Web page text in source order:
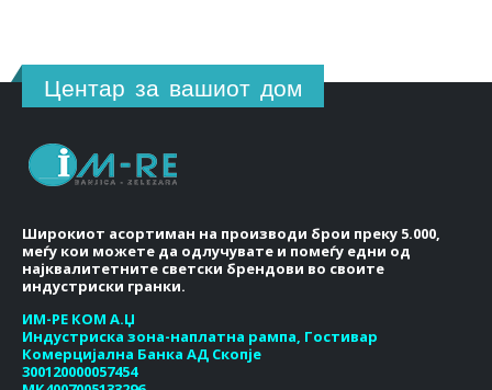
Центар за вашиот дом
Широкиот асортиман на производи брои преку 5.000,
меѓу кои можете да одлучувате и помеѓу едни од
најквалитетните светски брендови во своите
индустриски гранки.
ИМ-РЕ КОМ А.Џ
Индустриска зона-наплатна рампа, Гостивар
Комерцијална Банка АД Скопје
300120000057454